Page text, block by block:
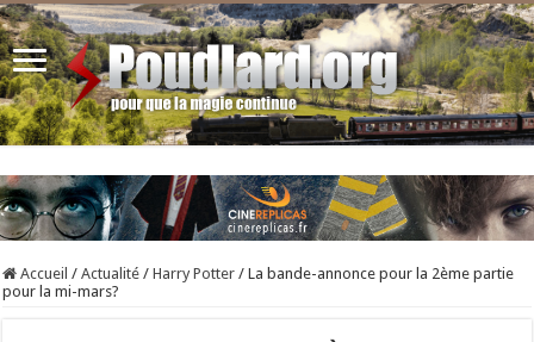
Accueil / Actualité / Harry Potter / La bande-annonce pour la 2ème partie
pour la mi-mars?